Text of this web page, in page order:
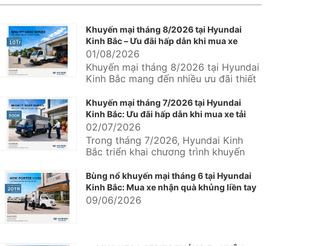
Khuyến mại tháng 8/2026 tại Hyundai
Kinh Bắc – Ưu đãi hấp dẫn khi mua xe
Hyundai
01/08/2026
Khuyến mại tháng 8/2026 tại Hyundai
Kinh Bắc mang đến nhiều ưu đãi thiết
Khuyến mại tháng 7/2026 tại Hyundai
Kinh Bắc: Ưu đãi hấp dẫn khi mua xe tải
Hyundai và Hyundai Solati
02/07/2026
Trong tháng 7/2026, Hyundai Kinh
Bắc triển khai chương trình khuyến
mại...
Bùng nổ khuyến mại tháng 6 tại Hyundai
Kinh Bắc: Mua xe nhận quà khủng liền tay
09/06/2026